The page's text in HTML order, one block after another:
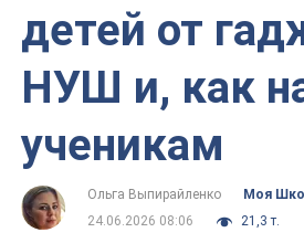
детей от
НУШ и, как
ученикам
Ольга Выпирайленко
Моя
24.06.2026 08:06
21,3 т.